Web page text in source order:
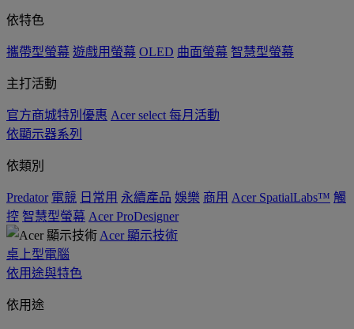
依特色
攜帶型螢幕 遊戲用螢幕 OLED 曲面螢幕 智慧型螢幕
主打活動
官方商城特別優惠 Acer select 每月活動
依顯示器系列
依類別
Predator 電競 日常用 永續產品 娛樂 商用 Acer SpatialLabs™ 觸
控 智慧型螢幕 Acer ProDesigner
Acer 顯示技術
桌上型電腦
依用途與特色
依用途